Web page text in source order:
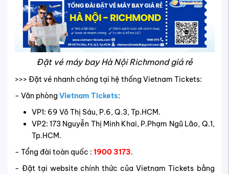
Đặt vé máy bay Hà Nội Richmond giá rẻ
>>> Đặt vé nhanh chóng tại hệ thống Vietnam Tickets:
- Văn phòng Vietnam Tickets:
VP1: 69 Võ Thị Sáu, P.6, Q.3, Tp.HCM.
VP2: 173 Nguyễn Thị Minh Khai, P.Phạm Ngũ Lão, Q.1,
Tp.HCM.
- Tổng đài toàn quốc : 1900 3173.
- Đặt tại website chính thức của Vietnam Tickets bằng